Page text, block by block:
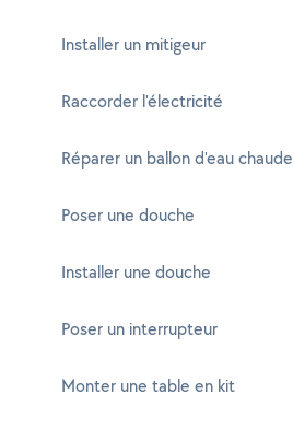
Installer un mitigeur
Raccorder l'électricité
Réparer un ballon d'eau chaude
Poser une douche
Installer une douche
Poser un interrupteur
Monter une table en kit